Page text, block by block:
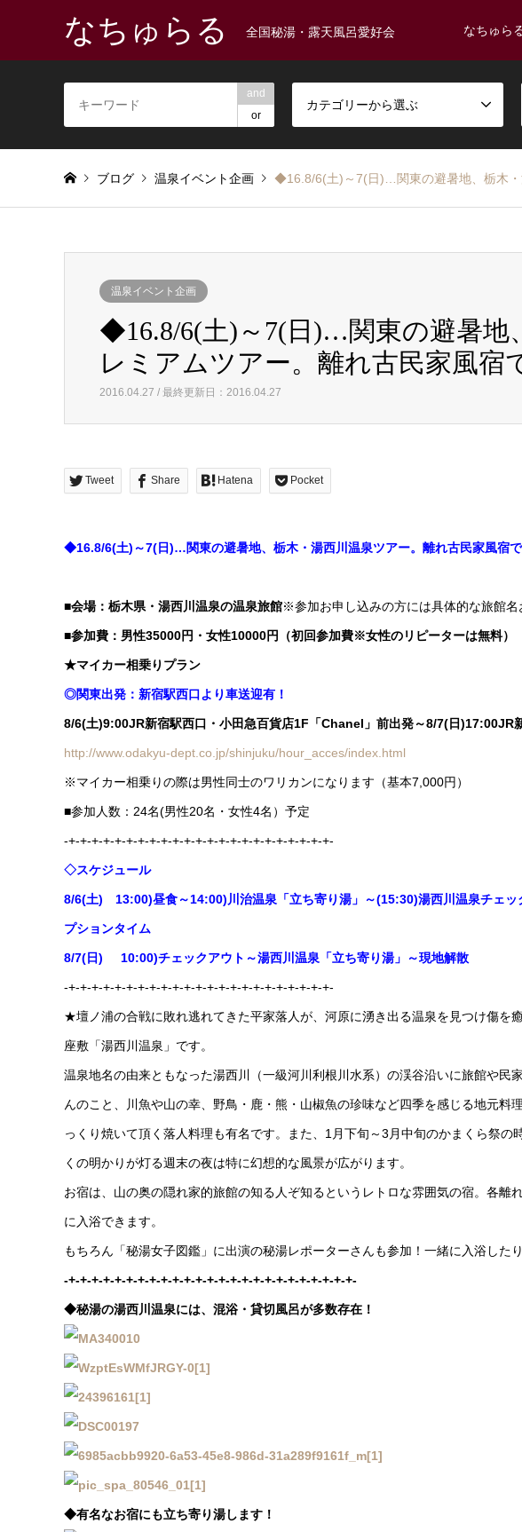
なちゅらる 全国秘湯・露天風呂愛好会 なちゅら
and
or
カテゴリーから選ぶ
ブログ 温泉イベント企画 ◆16.8/6(土)～7(日)…関東の避暑地、栃木・
温泉イベント企画
◆16.8/6(土)～7(日)…関東の避暑地
レミアムツアー。離れ古民家風宿
2016.04.27 / 最終更新日：2016.04.27
Tweet Share Hatena Pocket
◆16.8/6(土)～7(日)…関東の避暑地、栃木・湯西川温泉ツアー。離れ古民家風宿で
■会場：栃木県・湯西川温泉の温泉旅館※参加お申し込みの方には具体的な旅館名
■参加費：男性35000円・女性10000円（初回参加費※女性のリピーターは無料）
★マイカー相乗りプラン
◎関東出発：新宿駅西口より車送迎有！
8/6(土)9:00JR新宿駅西口・小田急百貨店1F 「Chanel」前出発～8/7(日)17:00JR
http://www.odakyu-dept.co.jp/shinjuku/hour_acces/index.html
※マイカー相乗りの際は男性同士のワリカンになります（基本7,000円）
■参加人数：24名(男性20名・女性4名）予定
-+-+-+-+-+-+-+-+-+-+-+-+-+-+-+-+-+-+-+-+-+-+-+-
◇スケジュール
8/6(土) 13:00)昼食～14:00)川治温泉「立ち寄り湯」～(15:30)湯西川温泉チェッ
プションタイム
8/7(日) 10:00)チェックアウト～湯西川温泉「立ち寄り湯」～現地解散
-+-+-+-+-+-+-+-+-+-+-+-+-+-+-+-+-+-+-+-+-+-+-+-
★壇ノ浦の合戦に敗れ逃れてきた平家落人が、河原に湧き出る温泉を見つけ傷を
座敷「湯西川温泉」です。
温泉地名の由来ともなった湯西川（一級河川利根川水系）の渓谷沿いに旅館や民
んのこと、川魚や山の幸、野鳥・鹿・熊・山椒魚の珍味など四季を感じる地元料
っくり焼いて頂く落人料理も有名です。また、1月下旬～3月中旬のかまくら祭
くの明かりが灯る週末の夜は特に幻想的な風景が広がります。
お宿は、山の奥の隠れ家的旅館の知る人ぞ知るというレトロな雰囲気の宿。各離
に入浴できます。
もちろん「秘湯女子図鑑」に出演の秘湯レポーターさんも参加！一緒に入浴した
-+-+-+-+-+-+-+-+-+-+-+-+-+-+-+-+-+-+-+-+-+-+-+-+-+-
◆秘湯の湯西川温泉には、混浴・貸切風呂が多数存在！
◆有名なお宿にも立ち寄り湯します！